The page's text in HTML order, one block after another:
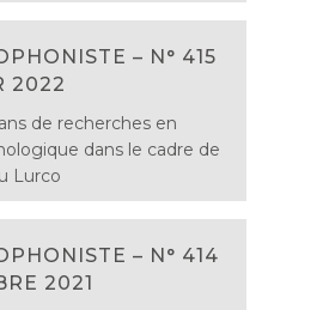
– N° 415
2022
de recherches en
dans le cadre de
Lurco
– N° 414
2021